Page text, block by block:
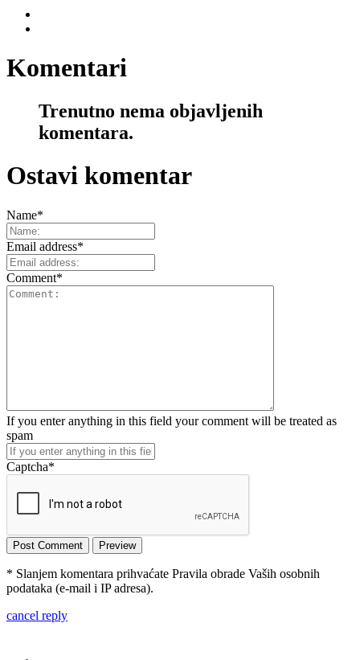
Komentari
Trenutno nema objavljenih
komentara.
Ostavi komentar
Name*
Email address*
Comment*
If you enter anything in this field your comment will be treated as
spam
Captcha*
* Slanjem komentara prihvaćate Pravila obrade Vaših osobnih
podataka (e-mail i IP adresa).
cancel reply